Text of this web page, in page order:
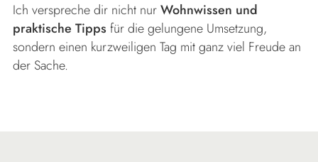
Ich verspreche dir nicht nurWohnwissen und
praktische Tipps für die gelungene Umsetzung,
sondern einen kurzweiligen Tag mit ganz viel Freude an
der Sache.